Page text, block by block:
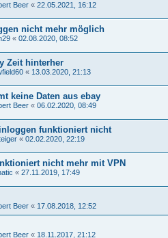
Beer « 22.05.2021, 16:12
nicht mehr möglich
« 02.08.2020, 08:52
Zeit hinterher
« 13.03.2020, 21:13
keine Daten aus ebay
Beer « 06.02.2020, 08:49
funktioniert nicht
« 02.02.2020, 22:19
nicht mehr mit VPN
« 27.11.2019, 17:49
Beer « 17.08.2018, 12:52
Beer « 18.11.2017, 21:12